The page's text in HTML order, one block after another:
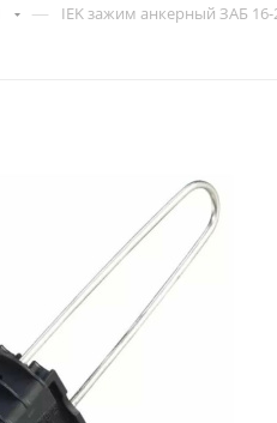
— IEK зажим анкерный ЗАБ 16-